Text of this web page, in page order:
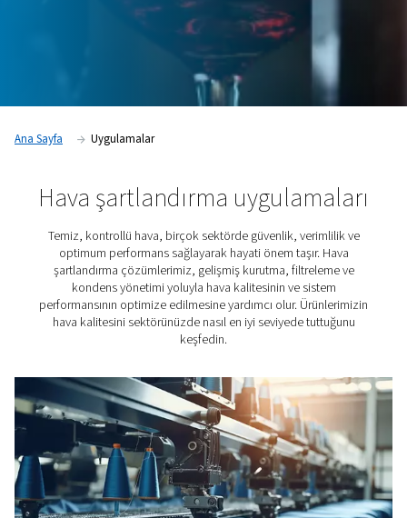
Uzmanlarımıza danışın
Ana Sayfa Uygulamalar
Hava şartlandırma
Temiz, kontrollü hava, birçok sektörde güvenlik,
optimum performans sağlayarak hayati önem taşır.
şartlandırma çözümlerimiz, gelişmiş kurutma,
kondens yönetimi yoluyla hava kalitesinin ve
performansının optimize edilmesine yardımcı olur.
hava kalitesini sektörünüzde nasıl en iyi seviyede
keşfedin.